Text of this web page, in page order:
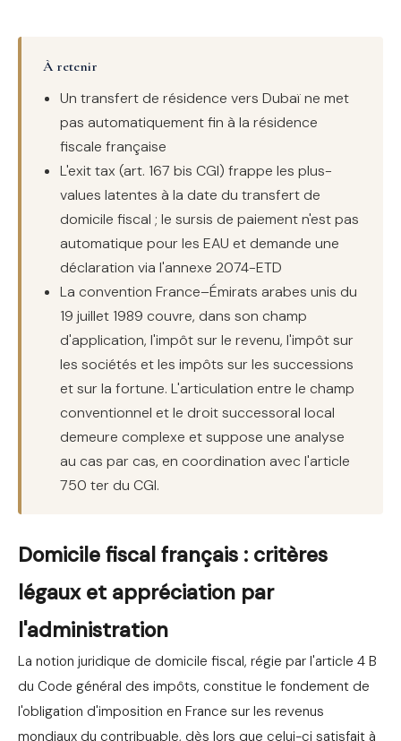
À retenir
Un transfert de résidence vers Dubaï ne met
pas automatiquement fin à la résidence
fiscale française
L'exit tax (art. 167 bis CGI) frappe les plus-
values latentes à la date du transfert de
domicile fiscal ; le sursis de paiement n'est pas
automatique pour les EAU et demande une
déclaration via l'annexe 2074-ETD
La convention France–Émirats arabes unis du
19 juillet 1989 couvre, dans son champ
d'application, l'impôt sur le revenu, l'impôt sur
les sociétés et les impôts sur les successions
et sur la fortune. L'articulation entre le champ
conventionnel et le droit successoral local
demeure complexe et suppose une analyse
au cas par cas, en coordination avec l'article
750 ter du CGI.
Domicile fiscal français : critères
légaux et appréciation par
l'administration
La notion juridique de domicile fiscal, régie par l'article 4 B
du Code général des impôts, constitue le fondement de
l'obligation d'imposition en France sur les revenus
mondiaux du contribuable, dès lors que celui-ci satisfait à